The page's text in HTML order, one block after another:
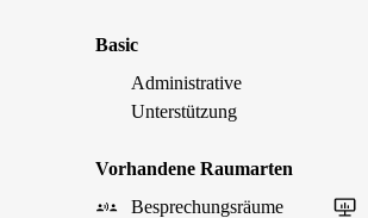
Basic
Administrative
Unterstützung
Vorhandene Raumarten
Besprechungsräume